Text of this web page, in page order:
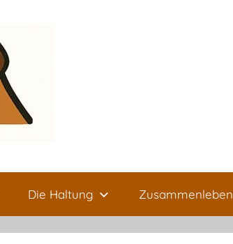
Die Haltung Zusammenleben